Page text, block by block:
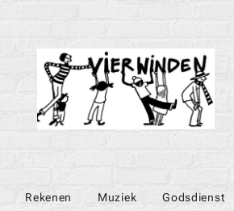
Rekenen Muziek Godsdienst